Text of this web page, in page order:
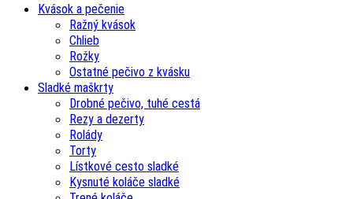
Kvások a pečenie
Ražný kvások
Chlieb
Rožky
Ostatné pečivo z kvásku
Sladké maškrty
Drobné pečivo, tuhé cestá
Rezy a dezerty
Rolády
Torty
Lístkové cesto sladké
Kysnuté koláče sladké